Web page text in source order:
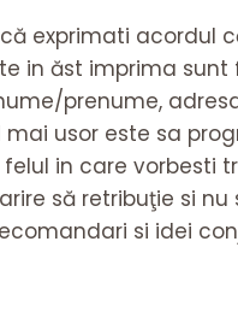
exprimati acordul
in ăst imprima
prenume,
mai usor este sa
in care vorbesti
să retribuţie si
si idei